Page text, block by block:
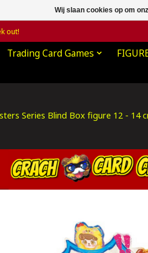
out!
Trading Card Games
Series Blind Box figure 12 - 14
Items
Wij slaan cookies op om